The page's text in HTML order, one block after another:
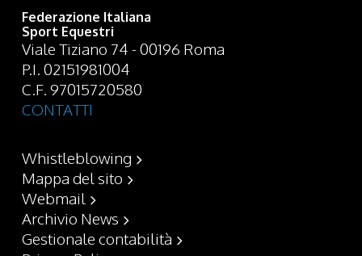
Federazione Italiana
Sport Equestri
Viale Tiziano 74 - 00196 Roma
P.I. 02151981004
C.F. 97015720580
CONTATTI
Whistleblowing
Mappa del sito
Webmail
Archivio News
Gestionale contabilità